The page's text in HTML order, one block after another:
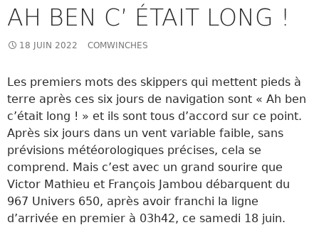
AH BEN C’ ÉTAIT LONG !
18 JUIN 2022 COMWINCHES
Les premiers mots des skippers qui mettent pieds à
terre après ces six jours de navigation sont « Ah ben
c’était long ! » et ils sont tous d’accord sur ce point.
Après six jours dans un vent variable faible, sans
prévisions météorologiques précises, cela se
comprend. Mais c’est avec un grand sourire que
Victor Mathieu et François Jambou débarquent du
967 Univers 650, après avoir franchi la ligne
d’arrivée en premier à 03h42, ce samedi 18 juin.